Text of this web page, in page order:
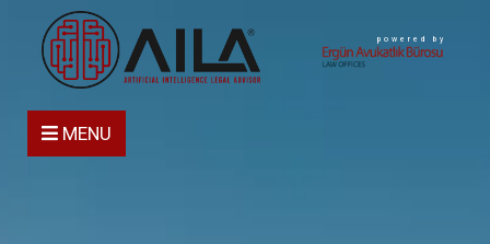
powered by
MENU